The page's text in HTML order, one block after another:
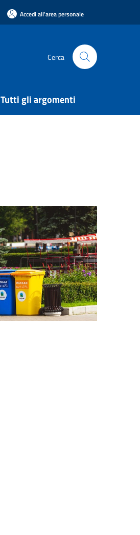
Accedi all'area personale
Cerca
Tutti gli argomenti